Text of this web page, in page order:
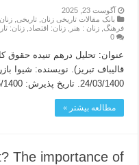
آگوست 23, 2025
بانک مقالات تاریخی زنان ,تاریخی ,
فرهنگ ,زنان : هنر ,زنان: اقتصاد ,زنان:
0
عنوان: تحلیل درهم تنیده حقوق
قالیباف تبریز). نویسنده: شیوا
24/03/1400. تاریخ پذیرش: 12/05/1400. دانلود مقاله
مطالعه بیشتر »
The importance of